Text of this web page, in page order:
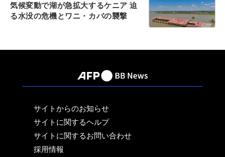
気候変動で湖が急拡大するケニア 迫
る水没の危機とワニ・カバの襲撃
サイトからのお知らせ
サイトに関するヘルプ
サイトに関するお問い合わせ
採用情報